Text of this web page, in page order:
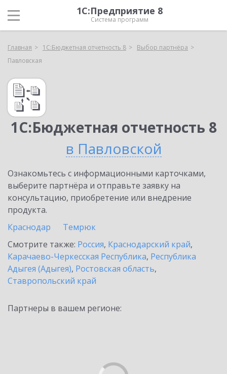
1С:Предприятие 8
Система программ
Главная 1С:Бюджетная отчетность 8
Выбор партнёра
Павловская
1С:Бюджетная отчетность 8
в Павловской
Ознакомьтесь с информационными карточками,
выберите партнёра и отправьте заявку на
консультацию, приобретение или внедрение
продукта.
Краснодар
Темрюк
Смотрите также: Россия, Краснодарский край,
Карачаево-Черкесская Республика, Республика
Адыгея (Адыгея), Ростовская область,
Ставропольский край
Партнеры в вашем регионе: